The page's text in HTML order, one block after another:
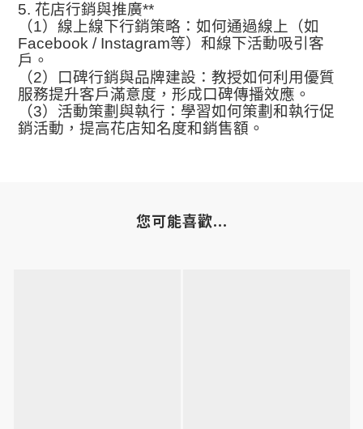
5. 花店行銷與推廣**
（1）線上線下行銷策略：如何通過線上（如
Facebook / Instagram等）和線下活動吸引客
戶。
（2）口碑行銷與品牌建設：教授如何利用優質
服務提升客戶滿意度，形成口碑傳播效應。
（3）活動策劃與執行：學習如何策劃和執行促
銷活動，提高花店知名度和銷售額。
您可能喜歡...